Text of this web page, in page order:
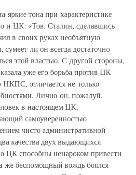
яркие тона при характеристике
и ЦК: «Тов. Сталин, сделавшись
в своих руках необъятную
сумеет ли он всегда достаточно
этой властью. С другой стороны,
уже его борьба против ЦК
НКПС, отличается не только
Лично он, пожалуй,
в настоящем ЦК,
самоуверенностью
чисто административной
качества двух выдающихся
ЦК способны ненароком привести
же беспомощный вождь боялся